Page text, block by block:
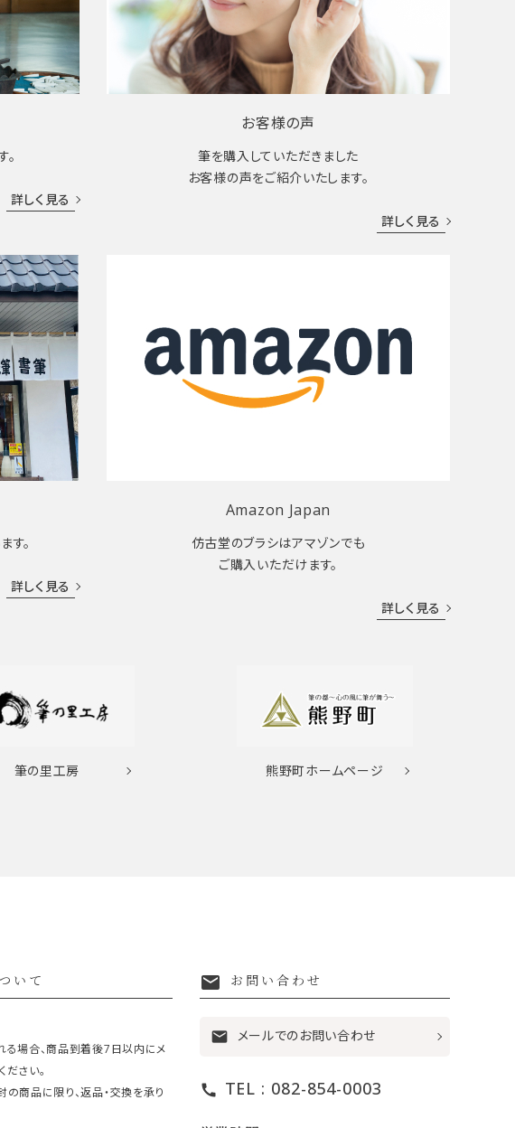
詳しく見る
お客様の声
筆を購入していただきました
お客様の声をご紹介いたします。
詳しく見る
す。
詳しく見る
Amazon Japan
仿古堂のブラシはアマゾンでも
ご購入いただけます。
詳しく見る
筆の里工房 熊野町ホームページ
いて
る場合、商品到着後7日以内にメ
さい。
商品に限り、返品・交換を承り
mail お問い合わせ
mail メールでのお問い合わせ
call TEL : 082-854-0003